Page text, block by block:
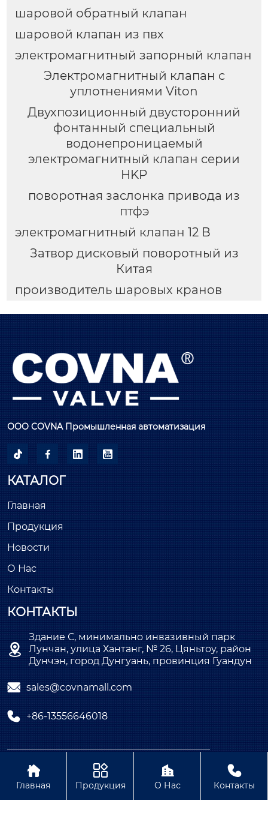
шаровой обратный клапан
шаровой клапан из пвх
электромагнитный запорный клапан
Электромагнитный клапан с
уплотнениями Viton
Двухпозиционный двусторонний
фонтанный специальный
водонепроницаемый
электромагнитный клапан серии
HKP
поворотная заслонка привода из
птфэ
электромагнитный клапан 12 В
Затвор дисковый поворотный из
Китая
производитель шаровых кранов
ООО COVNA Промышленная автоматизация
   
КАТАЛОГ
Главная
Продукция
Новости
О Нас
Контакты
КОНТАКТЫ

Здание С, минимально инвазивный парк
Лунчан, улица Хантанг, № 26, Цяньтоу, район
Дунчэн, город Дунгуань, провинция Гуандун
 sales@covnamall.com
 +86-13556646018
Copyright © ООО COVNA Промышленная
автоматизация
Политика конфиденциальности Содержание

Главная

Продукция

О Нас

Контакты